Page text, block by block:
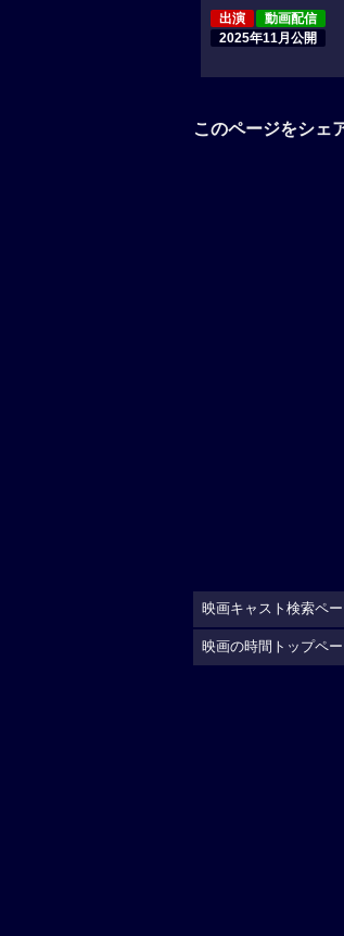
出演
動画配信
2025年11月公開
このページをシェ
映画キャスト検索ペ
映画の時間トップペ